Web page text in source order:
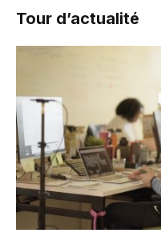
Tour d’actualité